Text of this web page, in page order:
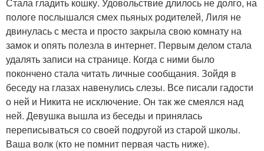
пологе послышался смех пьяных родителей, Лиля не
двинулась с места и просто закрыла свою комнату на
замок и опять полезла в интернет. Первым делом стала
удалять записи на странице. Когда с ними было
покончено стала читать личные сообщания. Зойдя в
беседу на глазах навенулись слезы. Все писали гадости
о ней и Никита не исключение. Он так же смеялся над
ней. Девушка вышла из беседы и принялась
переписываться со своей подругой из старой школы.
Ваша волк (кто не помнит первая часть ниже).